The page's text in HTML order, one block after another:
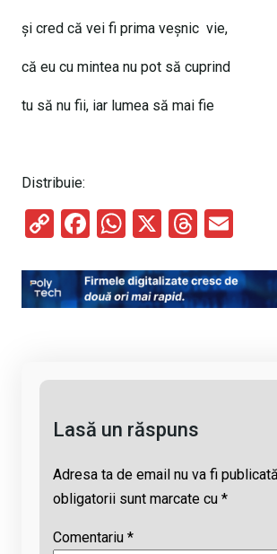
și cred că vei fi prima veșnic vie,
că eu cu mintea nu pot să cuprind
tu să nu fii, iar lumea să mai fie
Distribuie:
C
py
Li
F
ce
b
W
at
s
X
T
e
a
ail
Lasă un răspuns
Adresa ta de email nu va fi
obligatorii sunt marcate cu *
Comentariu *